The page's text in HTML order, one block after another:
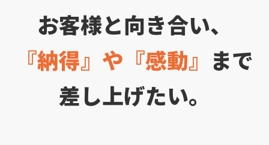
お客様と向き合い、
『納得』や『感動』 まで
差し上げたい。